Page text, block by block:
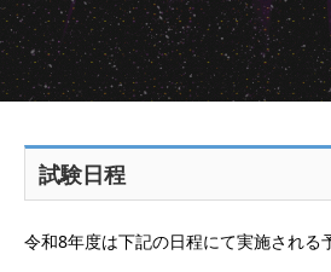
試験日程
令和8年度は下記の日程にて実施される